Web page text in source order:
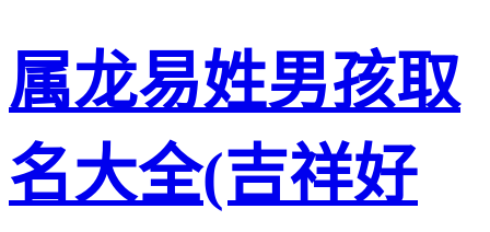
属龙易姓男孩取
名大全(吉祥好